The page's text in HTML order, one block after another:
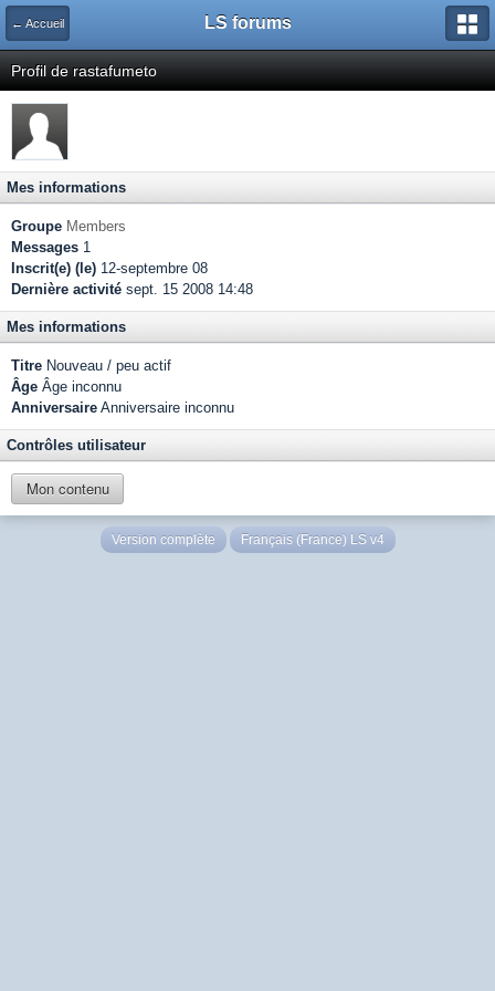
← Accueil LS forums
Profil de rastafumeto
Mes informations
Groupe Members
Messages 1
Inscrit(e) (le) 12-septembre 08
Dernière activité sept. 15 2008 14:48
Mes informations
Titre Nouveau / peu actif
Âge Âge inconnu
Anniversaire Anniversaire inconnu
Contrôles utilisateur
Mon contenu
Version complète Français (France) LS v4